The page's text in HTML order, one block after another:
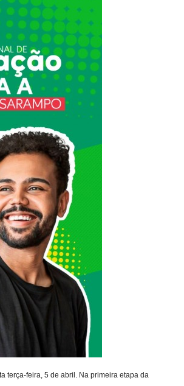
terça-feira, 5 de abril. Na primeira etapa da